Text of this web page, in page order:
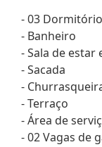
- 03
- Banheiro
- Sala de estar
- Sacada
-
- Terraço
- Área de
- 02 Vagas de